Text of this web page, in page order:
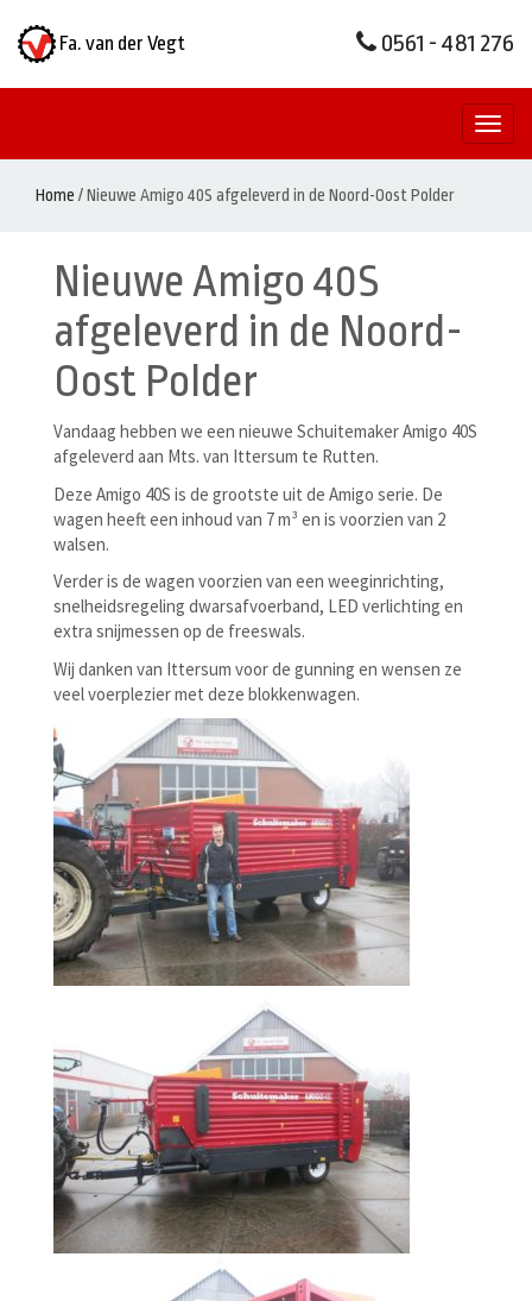
Fa. van der Vegt 0561 - 481 276
Home /Nieuwe Amigo 40S afgeleverd in de Noord-Oost Polder
Nieuwe Amigo 40S
afgeleverd in de Noord-
Oost Polder
Vandaag hebben we een nieuwe Schuitemaker Amigo 40S
afgeleverd aan Mts. van Ittersum te Rutten.
Deze Amigo 40S is de grootste uit de Amigo serie. De
wagen heeft een inhoud van 7 m³ en is voorzien van 2
walsen.
Verder is de wagen voorzien van een weeginrichting,
snelheidsregeling dwarsafvoerband, LED verlichting en
extra snijmessen op de freeswals.
Wij danken van Ittersum voor de gunning en wensen ze
veel voerplezier met deze blokkenwagen.